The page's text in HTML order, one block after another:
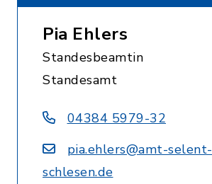
Pia Ehlers
Standesbeamtin
Standesamt
04384 5979-32
pia.ehlers@amt-selent-
schlesen.de